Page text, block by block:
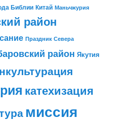
Библии Китай Маньчжурия
район
Праздник Севера
район Якутия
катехизация
миссия